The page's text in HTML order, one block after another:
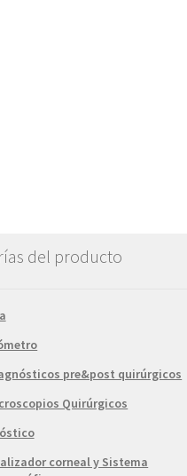
del producto
pre&post quirúrgicos
Quirúrgicos
corneal y Sistema